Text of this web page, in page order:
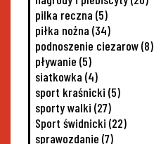
pilka reczna (5)
piłka nożna (34)
podnoszenie ciezarow(8)
pływanie (5)
siatkowka (4)
sport kraśnicki (5)
sporty walki (27)
Sport świdnicki (22)
sprawozdanie (7)